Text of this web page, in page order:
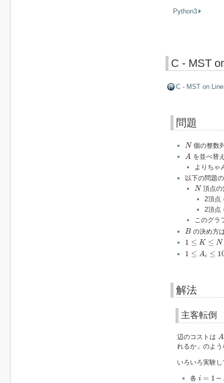
Python3
C - MST
C - MST on
問題
N
N個の整数
A
A を並べ替
よりちゃ
以下の問題
N
N 頂点
2頂点
2頂点
このグラ
B
Bの決め方
1 ≤ K ≤ N
1 K ≤N ≤
1 ≤ Ai ≤
≤10
解法
主客転倒
辺のコストは A
A
れるか」のよ
いろいろ実験
各 i = 1 ～
= ～